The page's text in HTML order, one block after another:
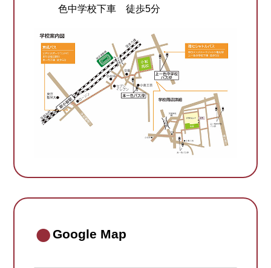
色中学校下車 徒歩5分
Google Map